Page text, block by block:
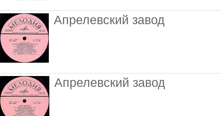
Апрелевский завод
Апрелевский завод